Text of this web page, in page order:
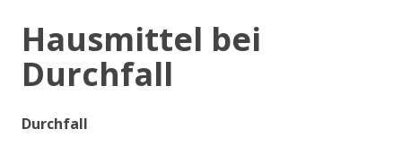
Hausmittel bei
Durchfall
Durchfall